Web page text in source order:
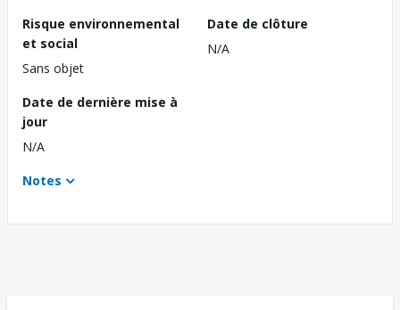
Risque environnemental
et social
Sans objet
Date de clôture
N/A
Date de dernière mise à
jour
N/A
Notes